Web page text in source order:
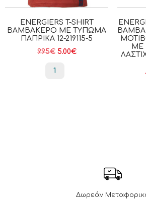
ENERGIERS T-SHIRT
ΒΑΜΒΑΚΕΡΌ ΜΕ ΤΎΠΩΜΑ
ΠΑΠΡΙΚΑ 12-219115-5
9.95€ 5.00€
1
ΜΕ
Δωρεάν